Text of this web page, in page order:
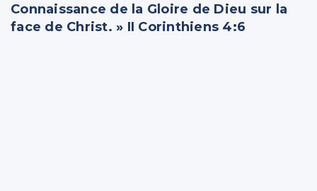
Connaissance de la Gloire de Dieu sur la
face de Christ. » II Corinthiens 4:6